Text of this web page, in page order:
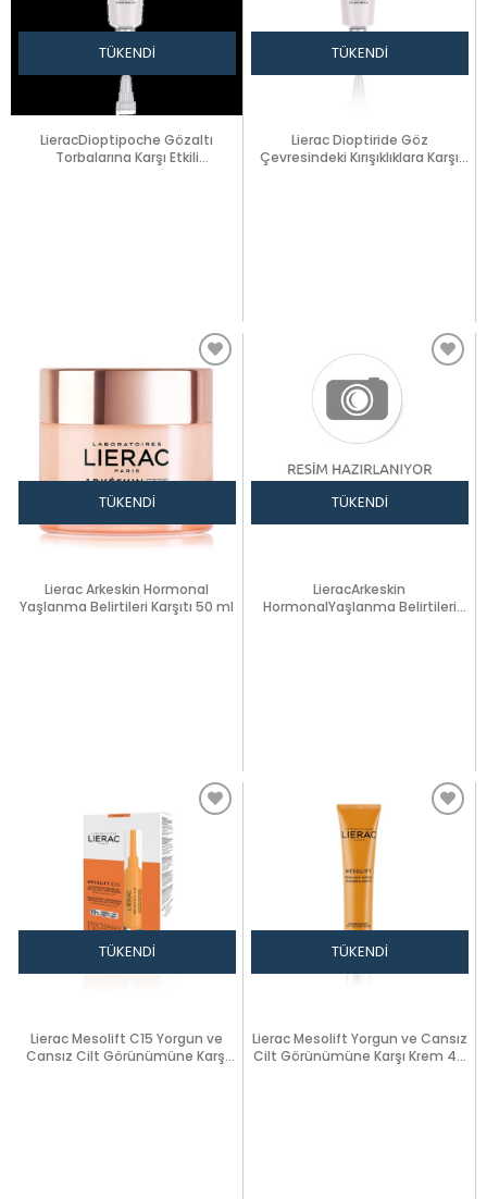
TÜKENDI
LieracDioptipoche Gözaltı
Torbalarına Karşı Etkili
TÜKENDI
Lierac Dioptiride Göz
Çevresindeki Kırışıklıklara Karşı
TÜKENDI
Lierac Arkeskin Hormonal
Yaşlanma Belirtileri Karşıtı 50 ml
TÜKENDI
LieracArkeskin
HormonalYaşlanma Belirtileri
TÜKENDI
Lierac Mesolift C15 Yorgun ve
Cansız Cilt Görünümüne Karşı
TÜKENDI
Lierac Mesolift Yorgun ve Cansız
Cilt Görünümüne Karşı Krem 40